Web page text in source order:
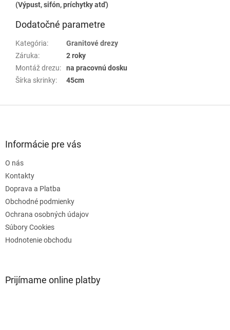
(Výpust, sifón, príchytky atď)
Dodatočné parametre
Kategória:
Granitové drezy
Záruka:
2 roky
Montáž drezu:
na pracovnú dosku
Šírka skrinky: 45cm
Informácie pre vás
O nás
Kontakty
Doprava a Platba
Obchodné podmienky
Ochrana osobných údajov
Súbory Cookies
Hodnotenie obchodu
Prijímame online platby